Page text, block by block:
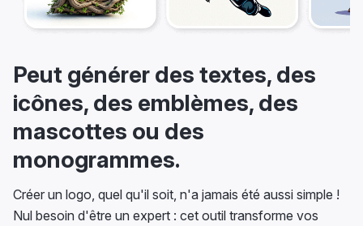
Peut générer des textes, des
icônes, des emblèmes, des
mascottes ou des
monogrammes.
Créer un logo, quel qu'il soit, n'a jamais été aussi simple !
Nul besoin d'être un expert : cet outil transforme vos